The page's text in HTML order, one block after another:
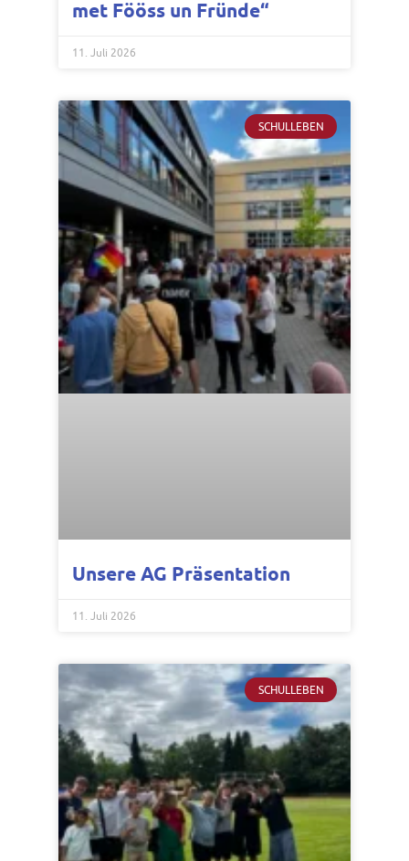
met Fööss un Fründe“
11. Juli 2026
SCHULLEBEN
Unsere AG Präsentation
11. Juli 2026
SCHULLEBEN